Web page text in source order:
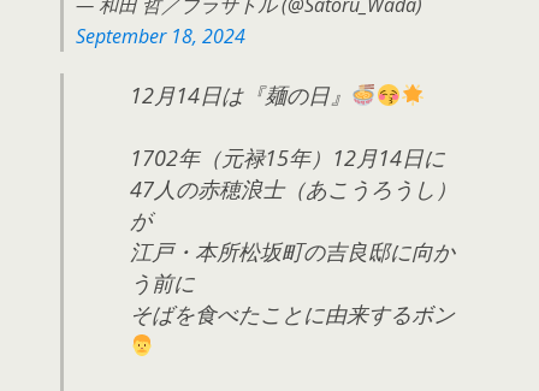
September 18, 2024
12月14日は『麺の日』
1702年（元禄15年）12月14日に
47人の赤穂浪士（あこうろうし）
が
江戸・本所松坂町の吉良邸に向か
う前に
そばを食べたことに由来するボン